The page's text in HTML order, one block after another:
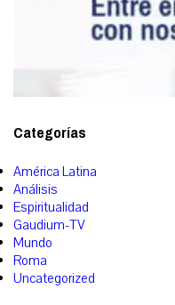
Categorías
América Latina
Análisis
Espiritualidad
Gaudium-TV
Mundo
Roma
Uncategorized